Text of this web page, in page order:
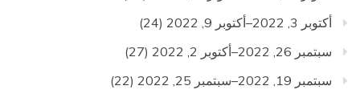
أكتوبر 3, 2022–أكتوبر 9, 2022
(24)
سبتمبر 26, 2022–أكتوبر 2, 2022
(27)
سبتمبر 19, 2022–سبتمبر 25, 2022
(22)